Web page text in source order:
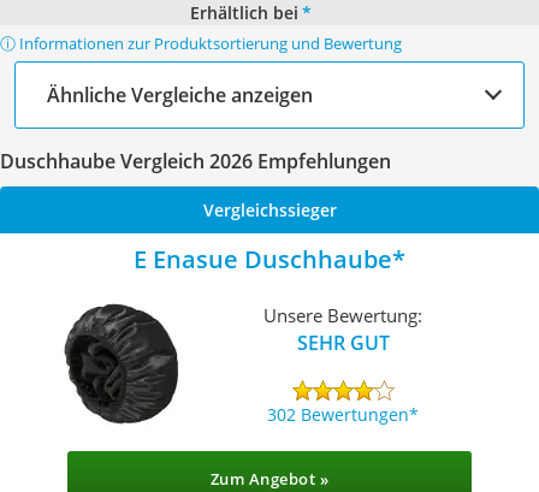
Erhältlich bei *
ⓘ Informationen zur Produktsortierung und Bewertung
Ähnliche Vergleiche anzeigen
Duschhaube Vergleich 2026 Empfehlungen
Vergleichssieger
E Enasue Duschhaube
Unsere Bewertung:
SEHR GUT
302 Bewertungen
Zum Angebot »